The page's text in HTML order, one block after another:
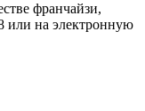
франчайзи,
или на электронную